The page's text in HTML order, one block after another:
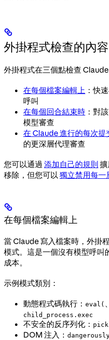
外掛程式檢查的內容
外掛程式在三個點檢查
在每個檔案編輯上 ：快
呼叫
在每個回合結束時 ：對
模型審查
在 Claude 進行的每次提
的更深層代理審查
您可以通過 添加自己的規則
移除，但您可以 獨立禁用每一
在每個檔案編輯上
當 Claude 寫入檔案時，外掛
模式。這是一個沒有模型呼叫
成本。
示例模式類別：
動態程式碼執行： eval(
child_process.exec
不安全的反序列化：
DOM 注入：